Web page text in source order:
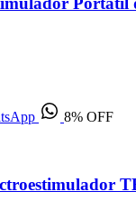
8% OFF